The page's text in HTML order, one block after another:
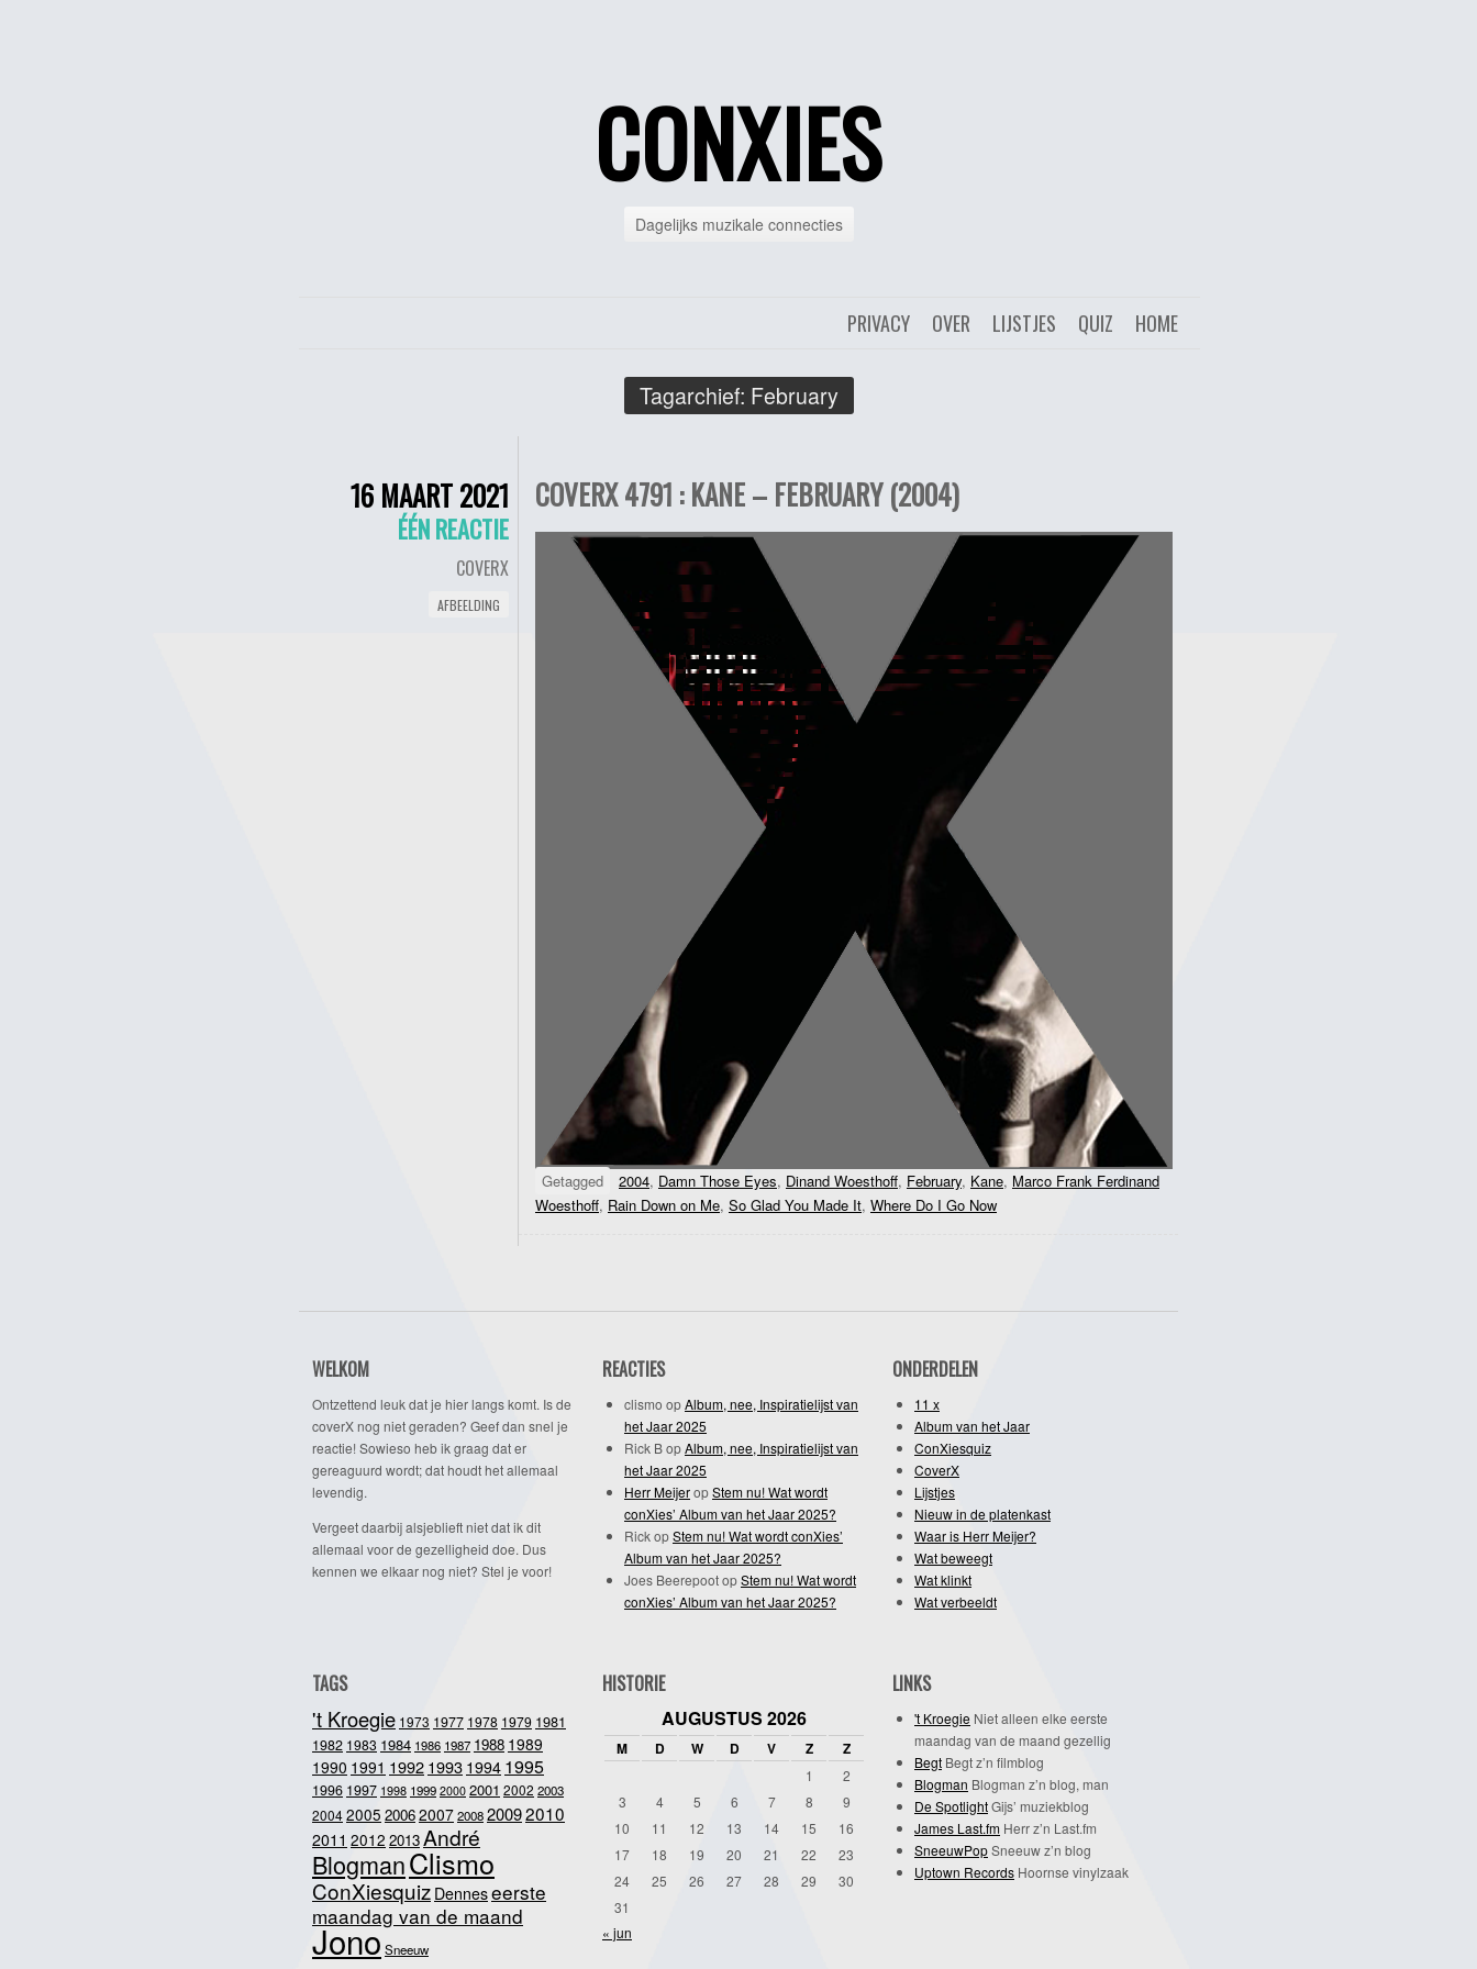
CONXIES
Dagelijks muzikale connecties
HOME
QUIZ
LIJSTJES
OVER
PRIVACY
Tagarchief: February
16 MAART 2021
ÉÉN REACTIE
COVERX
AFBEELDING
COVERX 4791 : KANE – FEBRUARY (2004)
Getagged 2004, Damn Those Eyes, Dinand Woesthoff, February, Kane, Marco Frank Ferdinand
Woesthoff, Rain Down on Me, So Glad You Made It, Where Do I Go Now
WELKOM
Ontzettend leuk dat je hier langs komt. Is de
coverX nog niet geraden? Geef dan snel je
reactie! Sowieso heb ik graag dat er
gereaguurd wordt; dat houdt het allemaal
levendig.
Vergeet daarbij alsjeblieft niet dat ik dit
allemaal voor de gezelligheid doe. Dus
kennen we elkaar nog niet? Stel je voor!
REACTIES
clismo opAlbum, nee, Inspiratielijst van
het Jaar 2025
Rick BopAlbum, nee, Inspiratielijst van
het Jaar 2025
Herr MeijeropStem nu! Wat wordt
conXies’ Album van het Jaar 2025?
RickopStem nu! Wat wordt conXies’
Album van het Jaar 2025?
Joes BeerepootopStem nu! Wat wordt
conXies’ Album van het Jaar 2025?
ONDERDELEN
11 x
Album van het Jaar
ConXiesquiz
CoverX
Lijstjes
Nieuw in de platenkast
Waar is Herr Meijer?
Wat beweegt
Wat klinkt
Wat verbeeldt
TAGS
't Kroegie 1973 1977 1978 1979 1981
1982 1983 1984 1986 1987 1988 1989
1990 1991 19921993 1994 1995
1996 1997 1998 1999 2000 2001 2002 2003
20042005 20062007200820092010
2011 2012 2013André
BlogmanClismo
ConXiesquiz Denneseerste
maandag van de maand
JonoSneeuw
HISTORIE
AUGUSTUS 2026
M D W D V Z Z
1
2
3
4 5 6 7 8
9
10
11 12 13 14 15
16
17
18 19 20 21 22
23
24
25 26 27 28 29
30
31
« jun
LINKS
't Kroegie Niet alleen elke eerste
maandag van de maand gezellig
Begt Begt z’n filmblog
Blogman Blogman z’n blog, man
De SpotlightGijs’ muziekblog
James Last.fm Herr z’n Last.fm
SneeuwPopSneeuw z’n blog
Uptown Records Hoornse vinylzaak